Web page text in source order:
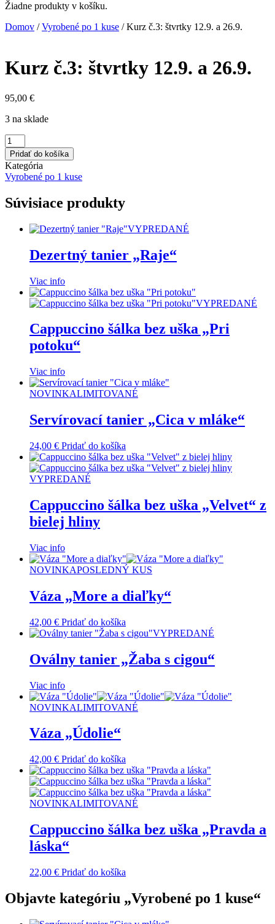
Žiadne produkty v košíku.
Domov / Vyrobené po 1 kuse /Kurz č.3: štvrtky 12.9. a 26.9.
Kurz č.3: štvrtky 12.9. a 26.9.
95,00 €
3 na sklade
množstvo
Kurz
č.3:
štvrtky
12.9.
26.9.
Pridať do košíka
Kategória
Vyrobené po 1 kuse
Súvisiace produkty
VYPREDANÉ
Dezertný tanier „Raje“
Viac info
VYPREDANÉ
Cappuccino šálka bez uška „Pri
potoku“
Viac info
NOVINKALIMITOVANÉ
Servírovací tanier „Cica v mláke“
24,00 € Pridať do košíka
VYPREDANÉ
Cappuccino šálka bez uška „Velvet“ z
bielej hliny
Viac info
NOVINKAPOSLEDNÝ KUS
Váza „More a diaľky“
42,00 € Pridať do košíka
VYPREDANÉ
Oválny tanier „Žaba s cigou“
Viac info
NOVINKALIMITOVANÉ
Váza „Údolie“
42,00 € Pridať do košíka
NOVINKALIMITOVANÉ
Cappuccino šálka bez uška „Pravda a
láska“
22,00 € Pridať do košíka
Objavte kategóriu „Vyrobené po 1 kuse“